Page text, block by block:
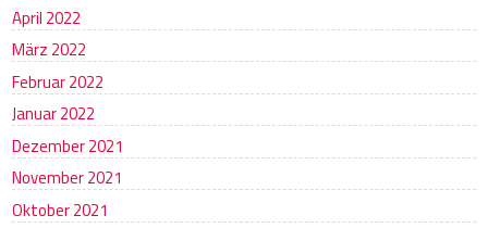
April 2022
März 2022
Februar 2022
Januar 2022
Dezember 2021
November 2021
Oktober 2021